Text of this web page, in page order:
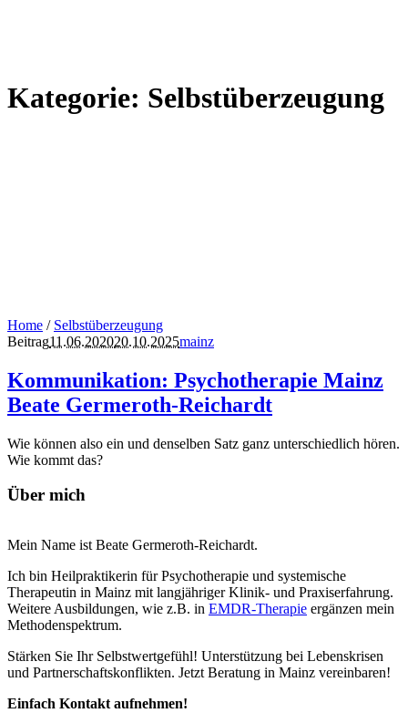
Kategorie: Selbstüberzeugung
Home / Selbstüberzeugung
Beitrag11.06.202020.10.2025mainz
Kommunikation: Psychotherapie Mainz
Beate Germeroth-Reichardt
Wie können also ein und denselben Satz ganz unterschiedlich hören.
Wie kommt das?
Über mich
Mein Name ist Beate Germeroth-Reichardt.
Ich bin Heilpraktikerin für Psychotherapie und systemische
Therapeutin in Mainz mit langjähriger Klinik- und Praxiserfahrung.
Weitere Ausbildungen, wie z.B. in EMDR-Therapie ergänzen mein
Methodenspektrum.
Stärken Sie Ihr Selbstwertgefühl! Unterstützung bei Lebenskrisen
und Partnerschaftskonflikten. Jetzt Beratung in Mainz vereinbaren!
Einfach Kontakt aufnehmen!